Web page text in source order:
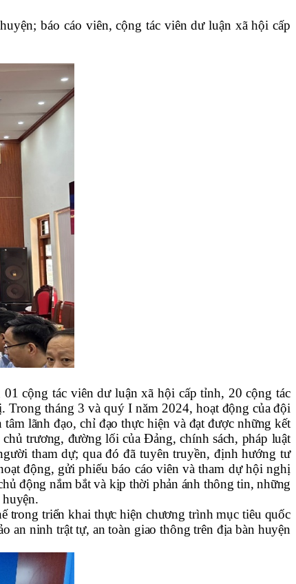
báo cáo viên, cộng tác viên dư luận xã hội cấp
cộng tác viên dư luận xã hội cấp tỉnh, 20 cộng tác
Trong tháng 3 và quý I năm 2024,hoạt động của đội
lãnh đạo, chỉ đạo thực hiện và đạt được những kết
trương, đường lối của Đảng, chính sách, pháp luật
tham dự; qua đó đã tuyên truyền, định hướng tư
động, gửi phiếu báo cáo viên và tham dự hội nghị
động nắm bắt và kịp thời phản ánh thông tin, những
huyện.
trong triển khai thực hiện chương trình mục tiêu quốc
an ninh trật tự, an toàn giao thông trên địa bàn huyện